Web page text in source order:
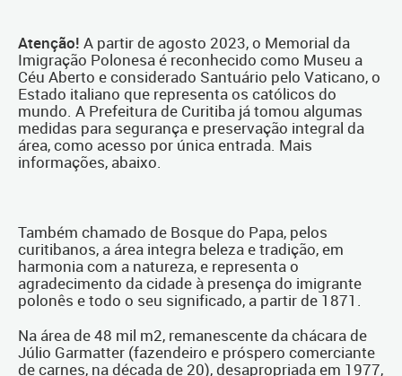
Atenção! A partir de agosto 2023, o Memorial da
Imigração Polonesa é reconhecido como Museu a
Céu Aberto e considerado Santuário pelo Vaticano, o
Estado italiano que representa os católicos do
mundo. A Prefeitura de Curitiba já tomou algumas
medidas para segurança e preservação integral da
área, como acesso por única entrada. Mais
informações, abaixo.
Também chamado de Bosque do Papa, pelos
curitibanos, a área integra beleza e tradição, em
harmonia com a natureza, e representa o
agradecimento da cidade à presença do imigrante
polonês e todo o seu significado, a partir de 1871.
Na área de 48 mil m2, remanescente da chácara de
Júlio Garmatter (fazendeiro e próspero comerciante
de carnes, na década de 20), desapropriada em 1977,